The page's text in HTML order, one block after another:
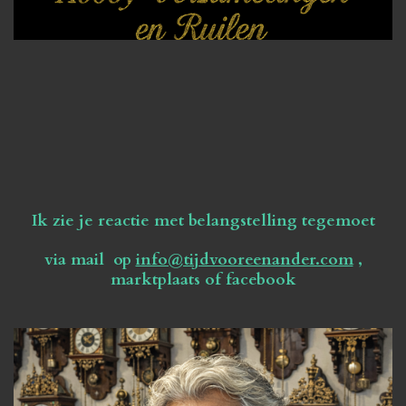
Ik zie je reactie met belangstelling tegemoet
via mail opinfo@tijdvooreenander.com,
marktplaats of facebook